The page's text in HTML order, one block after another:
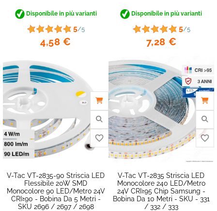
Disponibile in più varianti
5/5
4,58 €
Disponibile in più varianti
5/5
7,28 €
V-Tac VT-2835-90 Striscia LED
Flessibile 20W SMD
Monocolore 90 LED/metro 24V
CRI≥90 - Bobina Da 5 Metri -
SKU 2696 / 2697 / 2698
V-Tac VT-2835 Striscia LED
Monocolore 240 LED/metro
24V CRI≥95 Chip Samsung -
Bobina Da 10 Metri - SKU - 331
/ 332 / 333